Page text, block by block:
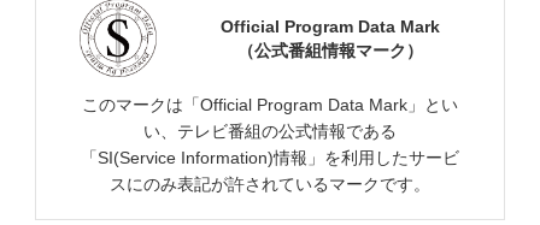
Official Program Data Mark
（公式番組情報マーク）
このマークは「Official Program Data Mark」とい
い、テレビ番組の公式情報である
「SI(Service Information)情報」を利用したサービ
スにのみ表記が許されているマークです。